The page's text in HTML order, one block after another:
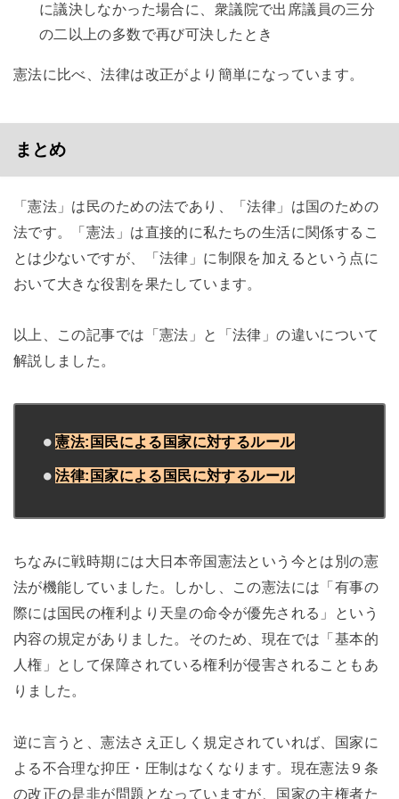
に議決しなかった場合に、衆議院で出席議員の三分
の二以上の多数で再び可決したとき
憲法に比べ、法律は改正がより簡単になっています。
まとめ
「憲法」は民のための法であり、「法律」は国のための
法です。「憲法」は直接的に私たちの生活に関係するこ
とは少ないですが、「法律」に制限を加えるという点に
おいて大きな役割を果たしています。
以上、この記事では「憲法」と「法律」の違いについて
解説しました。
憲法:国民による国家に対するルール
法律:国家による国民に対するルール
ちなみに戦時期には大日本帝国憲法という今とは別の憲
法が機能していました。しかし、この憲法には「有事の
際には国民の権利より天皇の命令が優先される」という
内容の規定がありました。そのため、現在では「基本的
人権」として保障されている権利が侵害されることもあ
りました。
逆に言うと、憲法さえ正しく規定されていれば、国家に
よる不合理な抑圧・圧制はなくなります。現在憲法９条
の改正の是非が問題となっていますが、国家の主権者た